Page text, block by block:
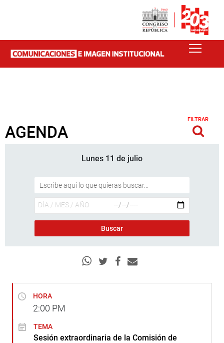
AGENDA
FILTRAR
Lunes 11 de julio
HORA
2:00 PM
TEMA
Sesión extraordinaria de la Comisión de